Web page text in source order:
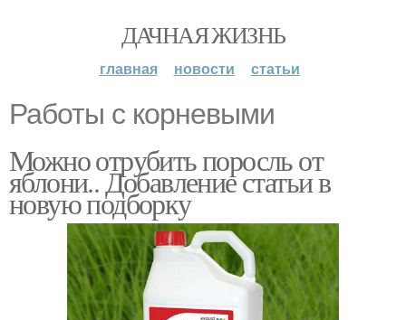
ДАЧНАЯ ЖИЗНЬ
главная новости статьи
Работы с корневыми
Можно отрубить поросль от
яблони.. Добавление статьи в
новую подборку